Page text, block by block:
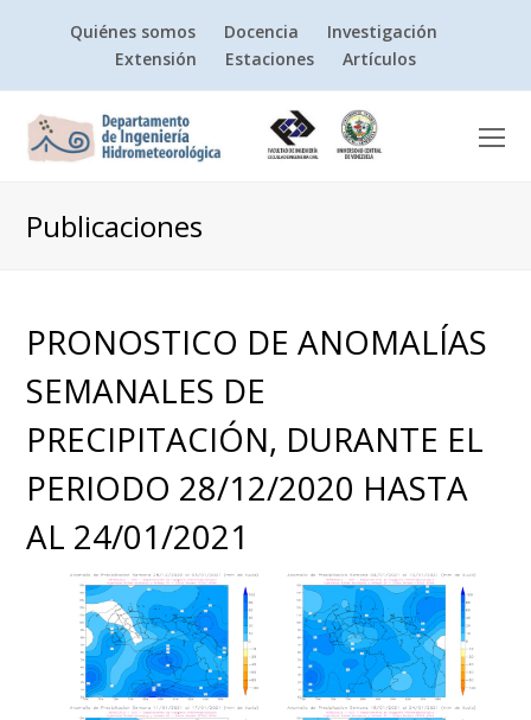
Quiénes somos Docencia
Investigación
Extensión
Estaciones Artículos
Publicaciones
PRONOSTICO DE ANOMALÍAS
SEMANALES DE
PRECIPITACIÓN, DURANTE EL
PERIODO 28/12/2020 HASTA
AL 24/01/2021